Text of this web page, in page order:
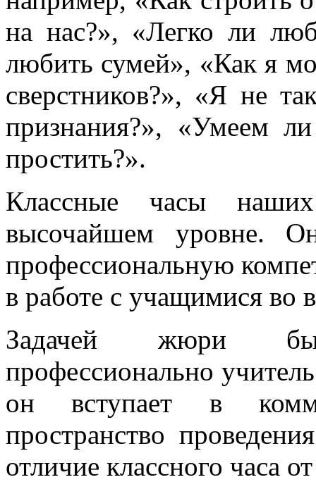
на нас?», «Легко ли
любить сумей», «Как я
сверстников?», «Я не
признания?», «Умеем
простить?».
Классные часы
высочайшем уровне.
профессиональную
в работе с учащимися во
Задачей жюри
профессионально
он вступает в
пространство
отличие классного часа